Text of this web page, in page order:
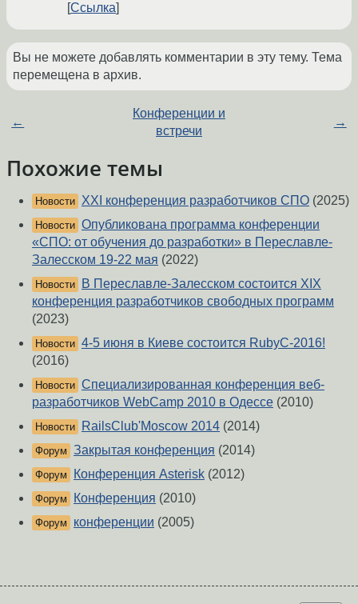
Ссылка
Вы не можете добавлять комментарии в эту тему. Тема
перемещена в архив.
←
Конференции и
встречи
→
Похожие темы
Новости XXI конференция разработчиков СПО (2025)
Новости Опубликована программа конференции
«СПО: от обучения до разработки» в Переславле-
Залесском 19-22 мая (2022)
Новости
В Переславле-Залесском состоится XIX
конференция разработчиков свободных программ
(2023)
Новости 4-5 июня в Киеве состоится RubyC-2016!
(2016)
Новости Специализированная конференция веб-
разработчиков WebCamp 2010 в Одессе (2010)
Новости RailsClub'Moscow 2014 (2014)
Форум Закрытая конференция (2014)
Форум Конференция Asterisk (2012)
Форум Конференция (2010)
Форум конференции (2005)